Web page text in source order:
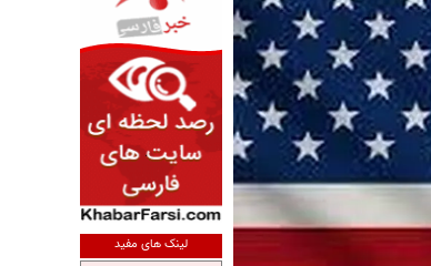
لینک های مفید